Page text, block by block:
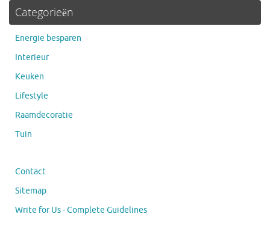
Categorieën
Energie besparen
Interieur
Keuken
Lifestyle
Raamdecoratie
Tuin
Contact
Sitemap
Write for Us - Complete Guidelines